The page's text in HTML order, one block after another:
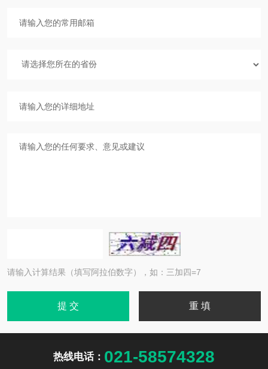
请输入计算结果（填写阿拉伯数字），如：三加四=7
热线电话： 021-58574328